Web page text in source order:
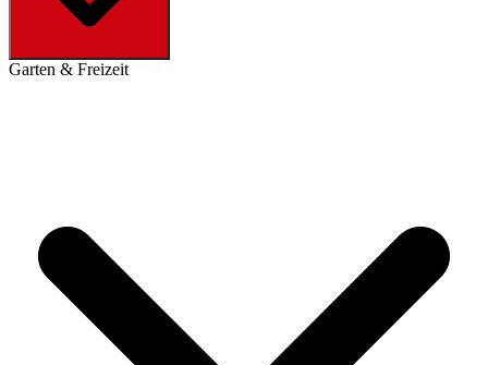
Garten & Freizeit